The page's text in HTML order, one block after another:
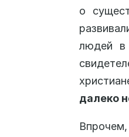
о
людей в
далеко